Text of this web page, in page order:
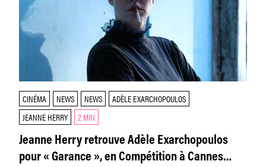
CINÉMA NEWS NEWS
ADÈLE EXARCHOPOULOS
JEANNE HERRY
2 MIN
Jeanne Herry retrouve Adèle Exarchopoulos
pour « Garance », en Compétition à Cannes